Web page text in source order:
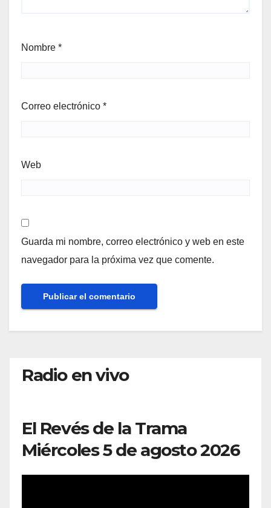
Nombre *
Correo electrónico *
Web
Guarda mi nombre, correo electrónico y web en este
navegador para la próxima vez que comente.
Radio en vivo
El Revés de la Trama
Miércoles 5 de agosto 2026